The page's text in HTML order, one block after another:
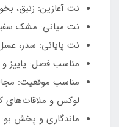
نت آغازین: زنبق،
نت میانی: مشک
نت پایانی: سدر،
مناسب فصل: پاییز
مناسب موقعیت:
لوکس و ملاقات‌های
ماندگاری و پخش بو: